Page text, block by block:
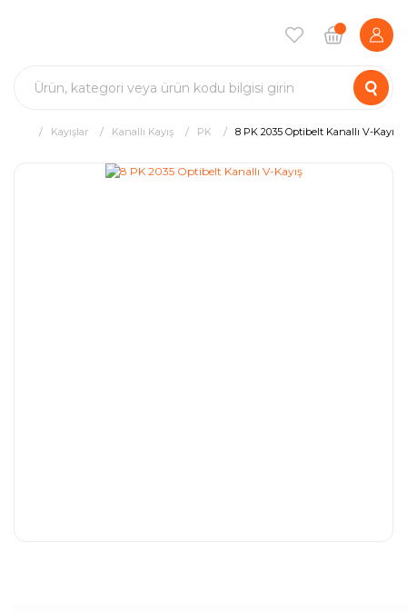
Kayışlar Kanallı Kayış PK 8 PK 2035 Optibelt Kanallı V-Kayış